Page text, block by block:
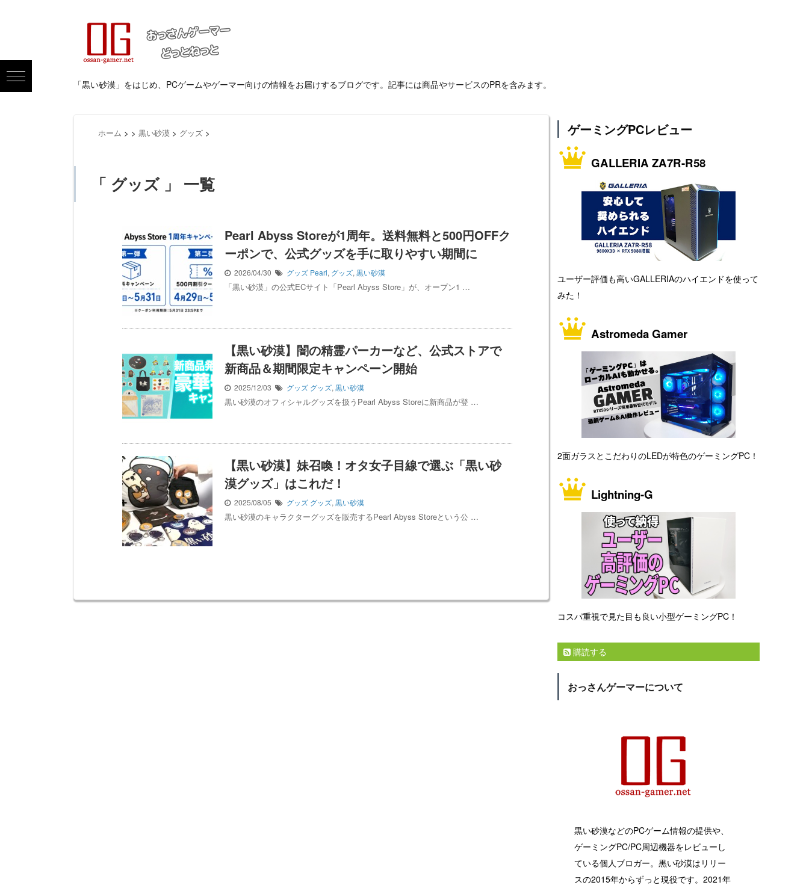
「黒い砂漠」をはじめ、PCゲームやゲーマー向けの情報をお届けするブログです。記事には商品やサービスのPRを含みます。
ホーム > > 黒い砂漠 > グッズ >
「 グッズ 」 一覧
Pearl Abyss Storeが1周年。送料無料と500円OFFク
ーポンで、公式グッズを手に取りやすい期間に
2026/04/30 グッズ Pearl, グッズ, 黒い砂漠
「黒い砂漠」の公式ECサイト「Pearl Abyss Store」が、オープン1 …
【黒い砂漠】闇の精霊パーカーなど、公式ストアで
新商品＆期間限定キャンペーン開始
2025/12/03 グッズ グッズ, 黒い砂漠
黒い砂漠のオフィシャルグッズを扱うPearl Abyss Storeに新商品が登 …
【黒い砂漠】妹召喚！オタ女子目線で選ぶ「黒い砂
漠グッズ」はこれだ！
2025/08/05 グッズ グッズ, 黒い砂漠
黒い砂漠のキャラクターグッズを販売するPearl Abyss Storeという公 …
ゲーミングPCレビュー
GALLERIA ZA7R-R58
ユーザー評価も高いGALLERIAのハイエンドを使って
みた！
Astromeda Gamer
2面ガラスとこだわりのLEDが特色のゲーミングPC！
Lightning-G
コスパ重視で見た目も良い小型ゲーミングPC！
購読する
おっさんゲーマーについて
黒い砂漠などのPCゲーム情報の提供や、
ゲーミングPC/PC周辺機器をレビューし
ている個人ブロガー。黒い砂漠はリリー
スの2015年からずっと現役です。2021年